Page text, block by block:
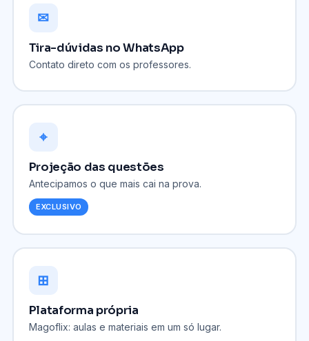
✉
Tira-dúvidas no WhatsApp
Contato direto com os professores.
⌖
Projeção das questões
Antecipamos o que mais cai na prova.
EXCLUSIVO
⊞
Plataforma própria
Magoflix: aulas e materiais em um só lugar.